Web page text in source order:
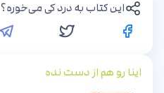
این کتاب به درد کی می‌خوره؟
اینا رو هم از دست نده